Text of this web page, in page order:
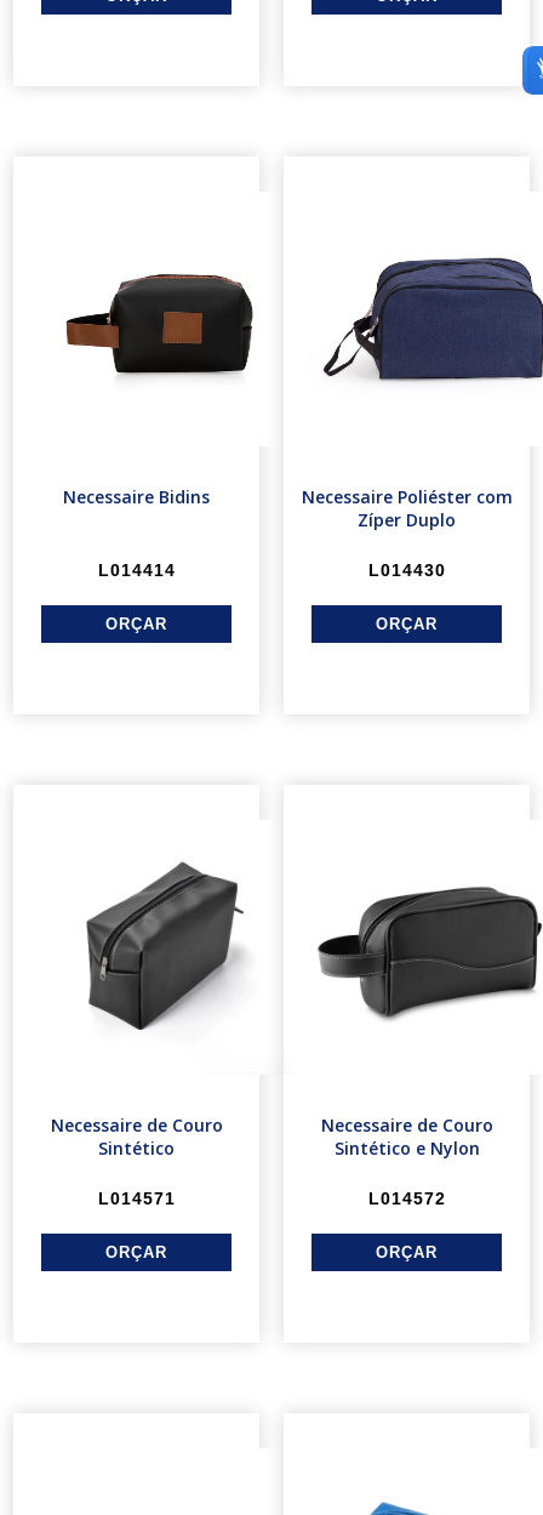
Necessaire Bidins
L014414
Necessaire Poliéster com
Zíper Duplo
L014430
Necessaire de Couro
Sintético
L014571
Necessaire de Couro
Sintético e Nylon
L014572